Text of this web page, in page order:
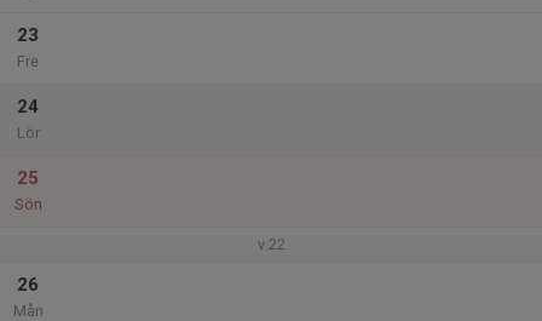
23
Fre
24
Lör
25
Sön
v.22
26
Mån